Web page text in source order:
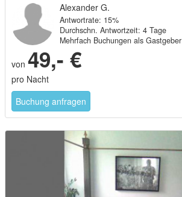
Alexander G.
Antwortrate: 15%
Durchschn. Antwortzeit: 4 Tage
Mehrfach Buchungen als Gastgeber
von 49,- €
pro Nacht
Buchung anfragen